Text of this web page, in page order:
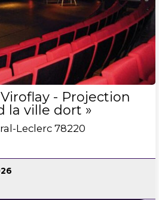
- Projection
la ville dort »
Leclerc 78220